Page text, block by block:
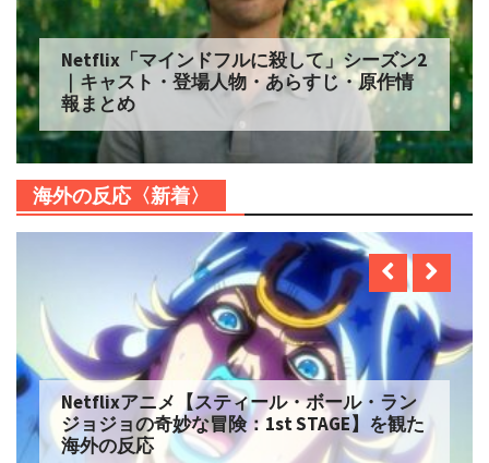
Netflix「マインドフルに殺して」シーズン2
｜キャスト・登場人物・あらすじ・原作情
報まとめ
海外の反応〈新着〉
Netflixアニメ【スティール・ボール・ラン
ジョジョの奇妙な冒険：1st STAGE】を観た
海外の反応